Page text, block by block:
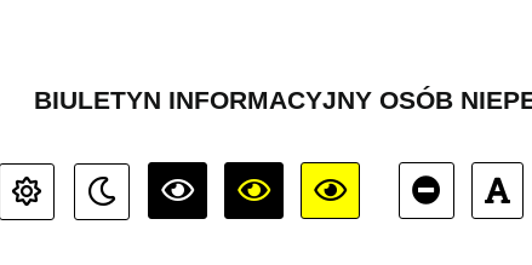
BIULETYN INFORMACYJNY OSÓB